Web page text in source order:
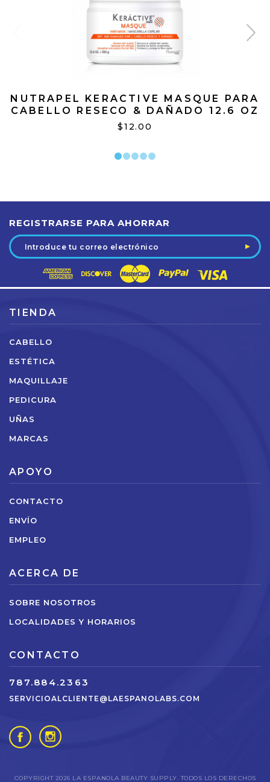
NUTRAPEL KERACTIVE MASQUE PARA
CABELLO RESECO & DAÑADO 12.6 OZ
$12.00
REGISTRARSE PARA AHORRAR
Dirección
de
electrónico
TIENDA
CABELLO
ESTÉTICA
MAQUILLAJE
PEDICURA
UÑAS
MARCAS
APOYO
CONTACTO
ENVÍO
EMPLEO
ACERCA DE
SOBRE NOSOTROS
LOCALIDADES Y HORARIOS
CONTACTO
787.884.2363
SERVICIOALCLIENTE@LAESPANOLABS.COM
COPYRIGHT 2026 LA ESPANOLA BEAUTY SUPPLY. TODOS LOS DERECHOS